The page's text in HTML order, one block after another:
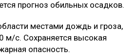
прогноз обильных осадков.
местами дождь и гроза,
м/с. Сохраняется высокая
опасность.